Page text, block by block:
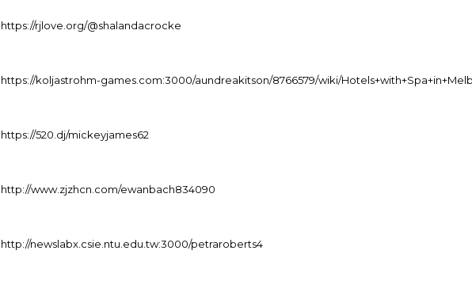
https://rjlove.org/@shalandacrocke
https://koljastrohm-games.com:3000/aundreakitson/8766579/wiki/
https://520.dj/mickeyjames62
http://www.zjzhcn.com/ewanbach834090
http://newslabx.csie.ntu.edu.tw:3000/petraroberts4